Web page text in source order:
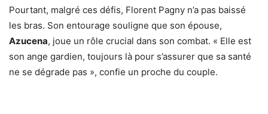
Pourtant, malgré ces défis, Florent Pagny n’a pas baissé
les bras. Son entourage souligne que son épouse,
Azucena, joue un rôle crucial dans son combat. « Elle est
son ange gardien, toujours là pour s’assurer que sa santé
ne se dégrade pas », confie un proche du couple.